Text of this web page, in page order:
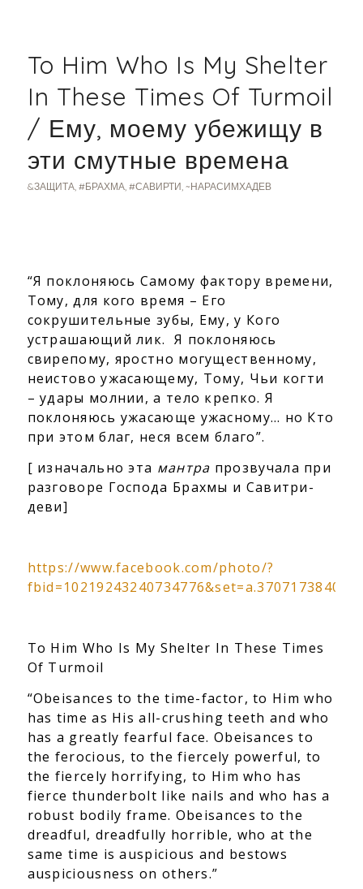
To Him Who Is My Shelter
In These Times Of Turmoil
/ Ему, моему убежищу в
эти смутные времена
&ЗАЩИТА, #БРАХМА, #САВИРТИ ~НАРАСИМХАДЕВ
“Я поклоняюсь Самому фактору времени,
Тому, для кого время – Его
сокрушительные зубы, Ему, у Кого
устрашающий лик. Я поклоняюсь
свирепому, яростно могущественному,
неистово ужасающему, Тому, Чьи когти
– удары молнии, а тело крепко. Я
поклоняюсь ужасающе ужасному… но Кто
при этом благ, неся всем благо”.
[ изначально эта мантра прозвучала при
разговоре Господа Брахмы и Савитри-
деви]
https://www.facebook.com/photo/?
To Him Who Is My Shelter In These Times
Of Turmoil
“Obeisances to the time-factor, to Him who
has time as His all-crushing teeth and who
has a greatly fearful face. Obeisances to
the ferocious, to the fiercely powerful, to
the fiercely horrifying, to Him who has
fierce thunderbolt like nails and who has a
robust bodily frame. Obeisances to the
dreadful, dreadfully horrible, who at the
same time is auspicious and bestows
auspiciousness on others.”